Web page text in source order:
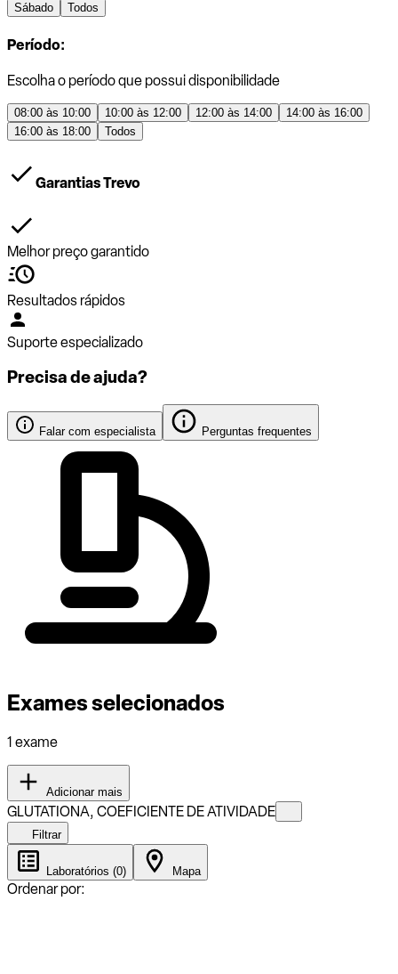
Sábado
Todos
Período:
Escolha o período que possui disponibilidade
08:00 às 10:00 10:00 às 12:00 12:00 às 14:00
14:00 às 16:00
16:00 às 18:00
Todos
Garantias Trevo
Melhor preço garantido
Resultados rápidos
Suporte especializado
Precisa de ajuda?
Falar com especialista Perguntas frequentes
Exames selecionados
1 exame
Adicionar mais
GLUTATIONA, COEFICIENTE DE ATIVIDADE
Filtrar
Laboratórios (0) Mapa
Ordenar por: